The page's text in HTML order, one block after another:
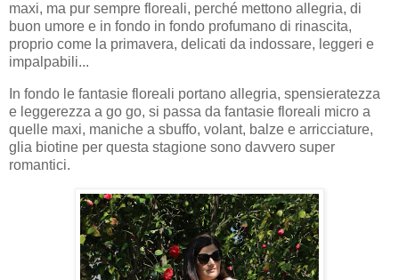
maxi, ma pur sempre floreali, perché mettono allegria, di
buon umore e in fondo in fondo profumano di rinascita,
proprio come la primavera, delicati da indossare, leggeri e
impalpabili...
In fondo le fantasie floreali portano allegria, spensieratezza
e leggerezza a go go, si passa da fantasie floreali micro a
quelle maxi, maniche a sbuffo, volant, balze e arricciature,
glia biotine per questa stagione sono davvero super
romantici.